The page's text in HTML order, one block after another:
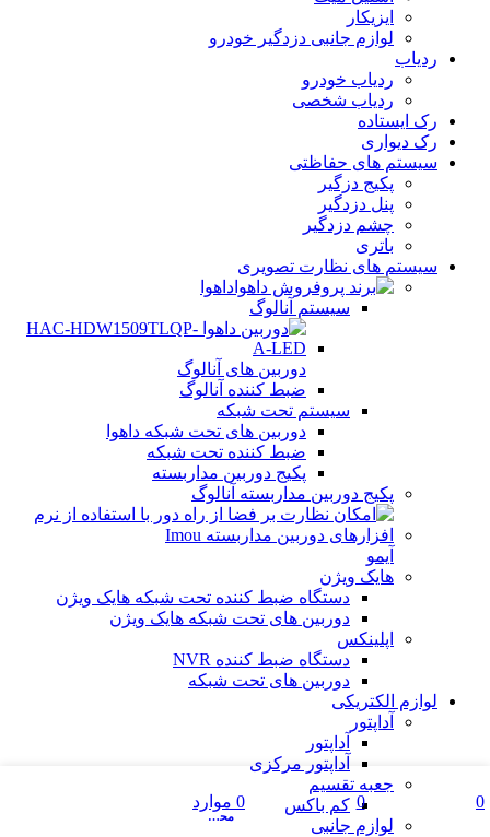
ایزیکار
لوازم جانبی دزدگیر خودرو
ردیاب
ردیاب خودرو
ردیاب شخصی
رک ایستاده
رک دیواری
سیستم های حفاظتی
پکیج دزگیر
پنل دزدگیر
چشم دزدگیر
باتری
سیستم های نظارت تصویری
داهوا
سیستم آنالوگ
دوربین های آنالوگ
ضبط کننده آنالوگ
سیستم تحت شبکه
دوربین های تحت شبکه داهوا
ضبط کننده تحت شبکه
پکیج دوربین مداربسته
پکیج دوربین مداربسته آنالوگ
آیمو
هایک ویژن
دستگاه ضبط کننده تحت شبکه هایک ویژن
دوربین های تحت شبکه هایک ویژن
اپلینکس
دستگاه ضبط کننده NVR
دوربین های تحت شبکه
لوازم الکتریکی
آداپتور
آداپتور
آداپتور مرکزی
جعبه تقسیم
کم باکس
لوازم جانبی
0
0
علاقه مندی ها
0 موارد
محصول